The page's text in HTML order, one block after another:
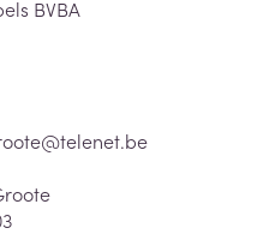
BVBA
telenet.be